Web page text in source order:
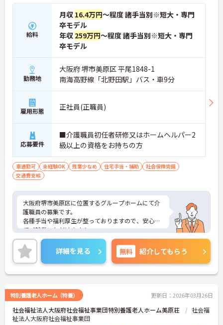
給料
月収 16.4万円～程度 諸手当別※短大・専門
卒モデル
年収 259万円～程度 諸手当別※短大・専門
卒モデル
勤務地
大阪府 堺市美原区 平尾1848-1
南海高野線「北野田駅」バス・車9分
雇用形態 正社員(正職員)
応募要件
■介護職員初任者研修又はホームヘルパー2
級以上の資格をお持ちの方
車通勤可 未経験OK 残業少なめ 住宅手当・補助
社会保険完備
交通費支給
大阪府堺市美原区に位置するグループホームにて介
護職員の募集です。
各種手当や福利厚生が整っておりますので、安心し
てご就業いただけます！
ご興味のある方には、面接対策ポイントなど、さら
に詳細をお話しいたしますので、お気軽にご相談く
ださい。
詳細を見る 無料 紹介してもらう
特別養護老人ホーム（特養） 更新日：2026年03月26日
社会福祉法人大阪府社会福祉事業団特別養護老人ホーム美原荘
社会福
祉法人大阪府社会福祉事業団